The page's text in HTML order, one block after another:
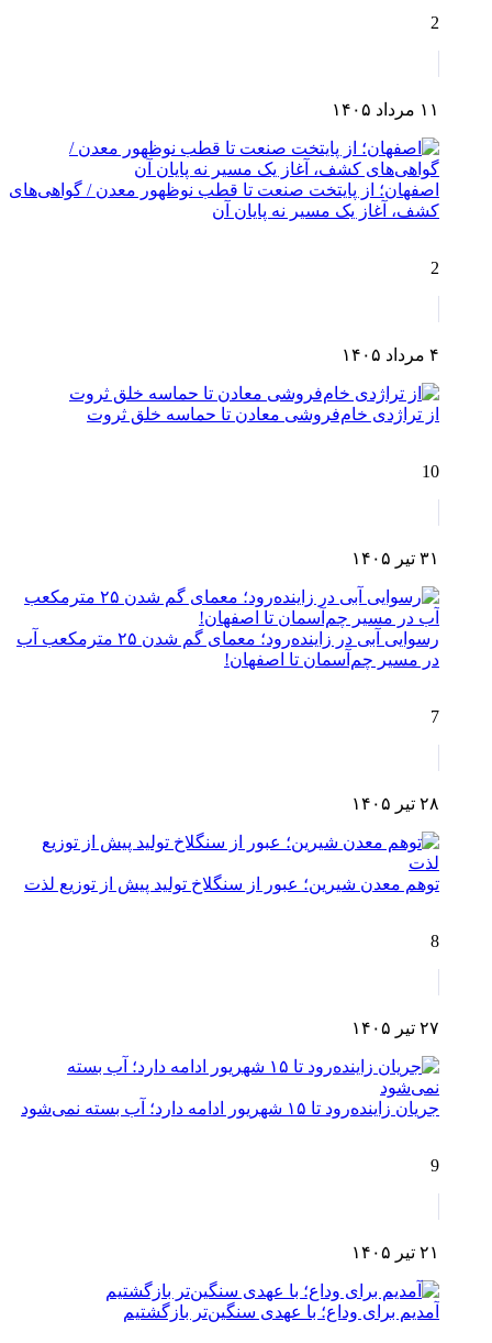
2
۱۱ مرداد ۱۴۰۵
اصفهان؛ از پایتخت صنعت تا قطب نوظهور معدن / گواهی‌های
کشف، آغاز یک مسیر نه پایان آن
2
۴ مرداد ۱۴۰۵
از تراژدی خام‌فروشی معادن تا حماسه خلق ثروت
10
۳۱ تیر ۱۴۰۵
رسوایی آبی در زاینده‌رود؛ معمای گم شدن ۲۵ مترمکعب آب
در مسیر چم‌آسمان تا اصفهان!
7
۲۸ تیر ۱۴۰۵
توهم معدن شیرین؛ عبور از سنگلاخ تولید پیش از توزیع لذت
8
۲۷ تیر ۱۴۰۵
جریان زاینده‌رود تا ۱۵ شهریور ادامه دارد؛ آب بسته نمی‌شود
9
۲۱ تیر ۱۴۰۵
آمدیم برای وداع؛ با عهدی سنگین‌تر بازگشتیم